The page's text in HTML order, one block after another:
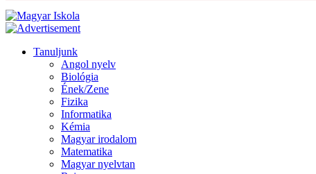
Tanuljunk
Angol nyelv
Biológia
Ének/Zene
Fizika
Informatika
Kémia
Magyar irodalom
Matematika
Magyar nyelvtan